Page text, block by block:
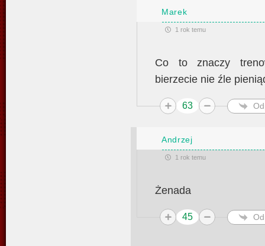
Marek
1 rok temu
Co to znaczy
bierzecie nie źle
63
Andrzej
1 rok temu
Żenada
45